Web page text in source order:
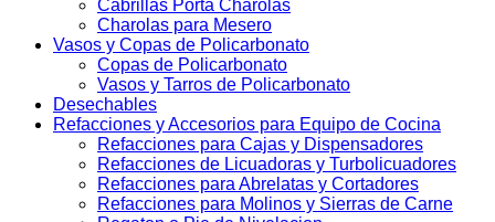
Cabrillas Porta Charolas
Charolas para Mesero
Vasos y Copas de Policarbonato
Copas de Policarbonato
Vasos y Tarros de Policarbonato
Desechables
Refacciones y Accesorios para Equipo de Cocina
Refacciones para Cajas y Dispensadores
Refacciones de Licuadoras y Turbolicuadores
Refacciones para Abrelatas y Cortadores
Refacciones para Molinos y Sierras de Carne